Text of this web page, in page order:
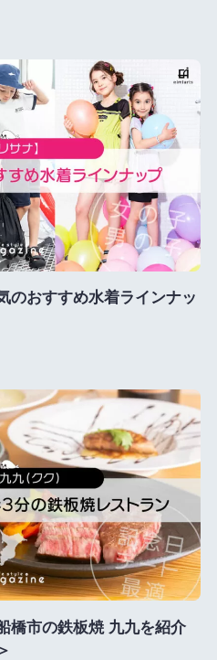
のおすすめ水着ラインナッ
橋市の鉄板焼 九九を紹介